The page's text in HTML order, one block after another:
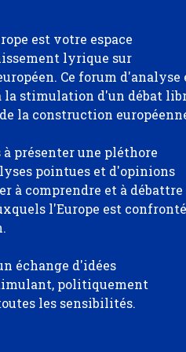
est votre espace
lyrique sur
Ce forum d'analyse
la stimulation d'un débat
la construction
à présenter une pléthore
pointues et d'opinions
à comprendre et à débattre
l'Europe est
échange d'idées
politiquement
les sensibilités.